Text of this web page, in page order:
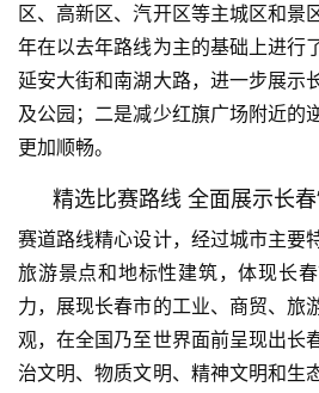
视
频
用
户
运
动
集
区、高新区、汽开区等主城区和景
年在以去年路线为主的基础上进行
延安大街和南湖大路，进一步展示
及公园；二是减少红旗广场附近的
更加顺畅。
精选比赛路线 全面展示长
赛道路线精心设计，经过城市主要
旅游景点和地标性建筑，体现长
力，展现长春市的工业、商贸、旅
观，在全国乃至世界面前呈现出长
治文明、物质文明、精神文明和生